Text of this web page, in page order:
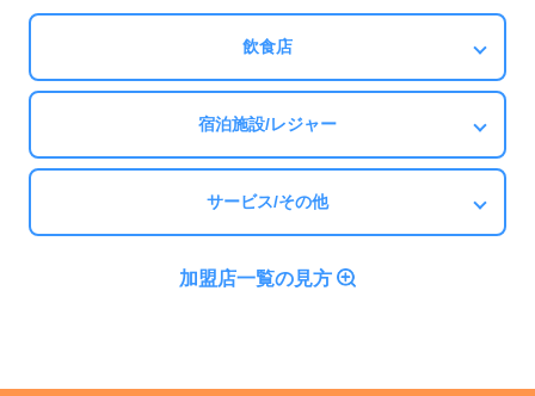
飲食店
宿泊施設/レジャー
サービス/その他
加盟店一覧の見方